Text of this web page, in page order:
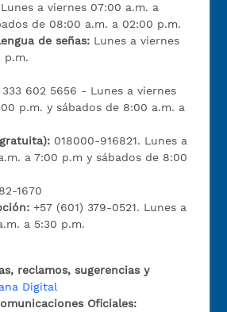
Lunes a viernes 07:00 a.m. a
de 08:00 a.m. a 02:00 p.m.
de señas: Lunes a viernes
p.m.
333 602 5656 - Lunes a viernes
p.m. y sábados de 8:00 a.m. a
018000-916821. Lunes a
a 7:00 p.m y sábados de 8:00
1670
+57 (601) 379-0521. Lunes a
a 5:30 p.m.
reclamos, sugerencias y
Digital
Oficiales: